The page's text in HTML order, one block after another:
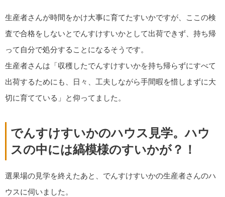
生産者さんが時間をかけ大事に育てたすいかですが、ここの検
査で合格をしないとでんすけすいかとして出荷できず、持ち帰
って自分で処分することになるそうです。
生産者さんは「収穫したでんすけすいかを持ち帰らずにすべて
出荷するためにも、日々、工夫しながら手間暇を惜しまずに大
切に育てている」と仰ってました。
でんすけすいかのハウス見学。ハウ
スの中には縞模様のすいかが？！
選果場の見学を終えたあと、でんすけすいかの生産者さんのハ
ウスに伺いました。